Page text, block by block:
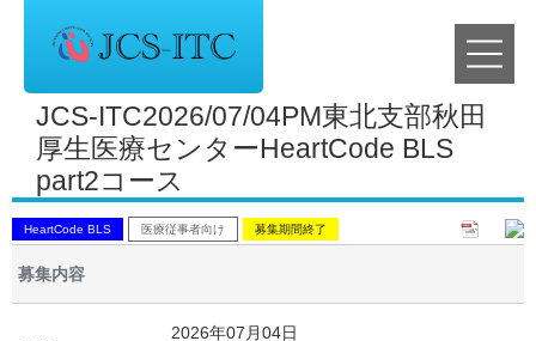
JCS-ITC2026/07/04PM東北支部秋田
厚生医療センターHeartCode BLS
part2コース
HeartCode BLS 医療従事者向け 募集期間終了
募集内容
2026年07月04日